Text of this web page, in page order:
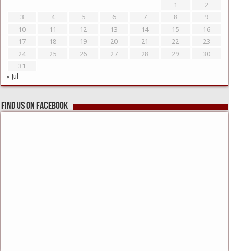
1
2
3
4 5 6 7 8
9
10
11 12 13 14 15
16
17
18 19 20 21 22
23
24
25 26 27 28 29
30
31
« Jul
Find us on Facebook